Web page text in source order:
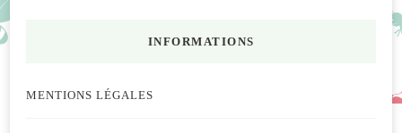
INFORMATIONS
MENTIONS LÉGALES